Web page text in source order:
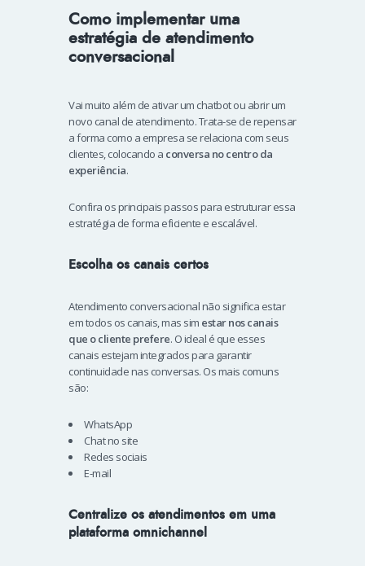
Como implementar uma
estratégia de atendimento
conversacional
Vai muito além de ativar um chatbot ou abrir um
novo canal de atendimento. Trata-se de repensar
a forma como a empresa se relaciona com seus
clientes, colocando a conversa no centro da
experiência.
Confira os principais passos para estruturar essa
estratégia de forma eficiente e escalável.
Escolha os canais certos
Atendimento conversacional não significa estar
em todos os canais, mas sim estar nos canais
que o cliente prefere. O ideal é que esses
canais estejam integrados para garantir
continuidade nas conversas. Os mais comuns
são:
WhatsApp
Chat no site
Redes sociais
E-mail
Centralize os atendimentos em uma
plataforma omnichannel